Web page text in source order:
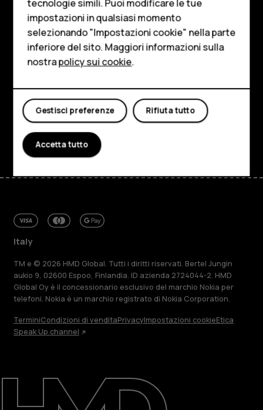
HMD Terra M
Per le imprese
Tablet
Negozio
Il mio account
Ripara, riutilizza, ricicla
Sostenibilità
Negozio
Informazioni su
Planet and people
Assistenza
FacebookInstagram
Tiktok
Italy
TM e © 2026 HMD Global. Tutti i diritti riservati. Bertel Jungin
aukio 9, 02600 Espoo, Finlandia. ID azienda 2724044-2. HMD
Global Oy è il concessionario esclusivo del marchio Nokia per
telefoni. Nokia è un marchio registrato di Nokia Corporation.
TerminiCondizioni di venditaPrivacyImpostazioni cookieEtica
Speak Up channel
tecnologie simili. Puoi modificare le tue
impostazioni in qualsiasi momento
selezionando "Impostazioni cookie" nella parte
inferiore del sito. Maggiori informazioni sulla
nostrapolicy sui cookie.
Rifiuta tutto
Gestisci preferenze
Accetta tutto